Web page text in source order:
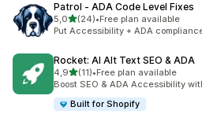
Patrol ‑ ADA Code Level Fixes
5,0stelle su 5
(24)
24 recensioni totali
•Free plan available
Put Accessibility + ADA
Rocket: AI Alt Text SEO & ADA
4,9stelle su 5
(11)
11 recensioni totali
•Free plan available
Boost SEO & ADA Accessibility
Built for Shopify